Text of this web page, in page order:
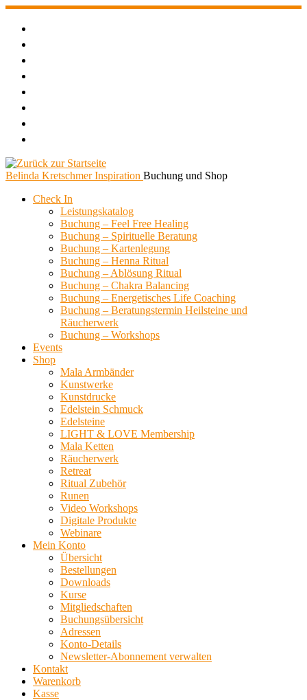
Zum
Belinda Kretschmer Inspiration Buchung und Shop
Check In
Leistungskatalog
Buchung – Feel Free Healing
Buchung – Spirituelle Beratung
Buchung – Kartenlegung
Buchung – Henna Ritual
Buchung – Ablösung Ritual
Buchung – Chakra Balancing
Buchung – Energetisches Life Coaching
Buchung – Beratungstermin Heilsteine und
Räucherwerk
Buchung – Workshops
Events
Shop
Mala Armbänder
Kunstwerke
Kunstdrucke
Edelstein Schmuck
Edelsteine
LIGHT & LOVE Membership
Mala Ketten
Räucherwerk
Retreat
Ritual Zubehör
Runen
Video Workshops
Digitale Produkte
Webinare
Mein Konto
Übersicht
Bestellungen
Downloads
Kurse
Mitgliedschaften
Buchungsübersicht
Adressen
Konto-Details
Newsletter-Abonnement verwalten
Kontakt
Warenkorb
Kasse